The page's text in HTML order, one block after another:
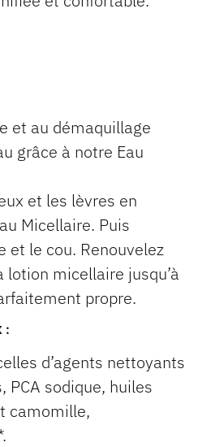
et au démaquillage
grâce à notre Eau
et les lèvres en
Micellaire. Puis
et le cou. Renouvelez
lotion micellaire jusqu’à
propre.
:
d’agents nettoyants
PCA sodique, huiles
camomille,